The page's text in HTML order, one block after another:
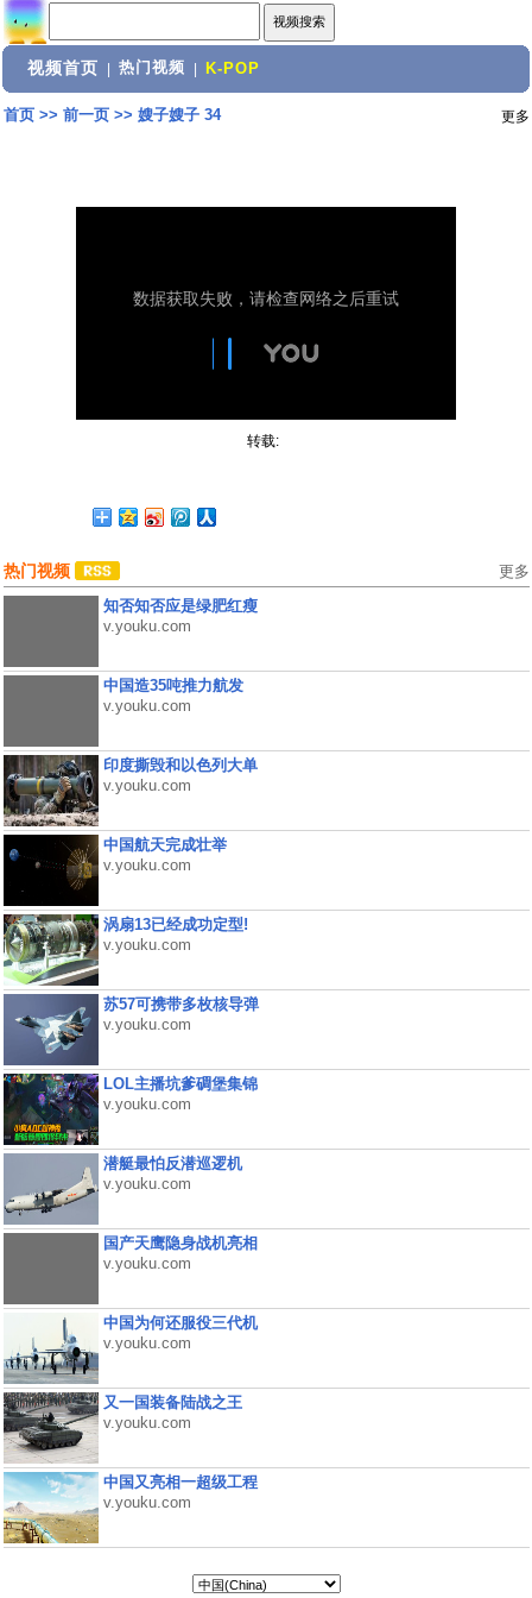
视频首页 热门视频 K-POP
首页>> 前一页>> 嫂子嫂子 34 更多
转载:
热门视频 更多
知否知否应是绿肥红瘦
v.youku.com
中国造35吨推力航发
v.youku.com
印度撕毁和以色列大单
v.youku.com
中国航天完成壮举
v.youku.com
涡扇13已经成功定型!
v.youku.com
苏57可携带多枚核导弹
v.youku.com
LOL主播坑爹碉堡集锦
v.youku.com
潜艇最怕反潜巡逻机
v.youku.com
国产天鹰隐身战机亮相
v.youku.com
中国为何还服役三代机
v.youku.com
又一国装备陆战之王
v.youku.com
中国又亮相一超级工程
v.youku.com